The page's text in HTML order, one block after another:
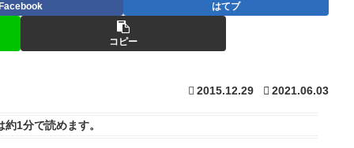
はてブ
コピー
2015.12.29 2021.06.03
約1分で読めます。